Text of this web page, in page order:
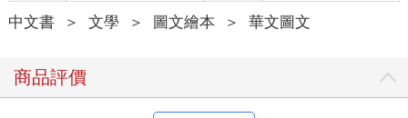
中文書 ＞ 文學 ＞ 圖文繪本 ＞ 華文圖文
商品評價